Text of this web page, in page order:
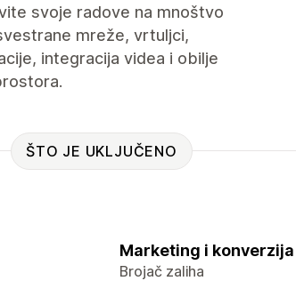
svoje radove na mnoštvo
mreže, vrtuljci,
integracija videa i obilje
ŠTO JE UKLJUČENO
Marketing i konverzija
Brojač zaliha